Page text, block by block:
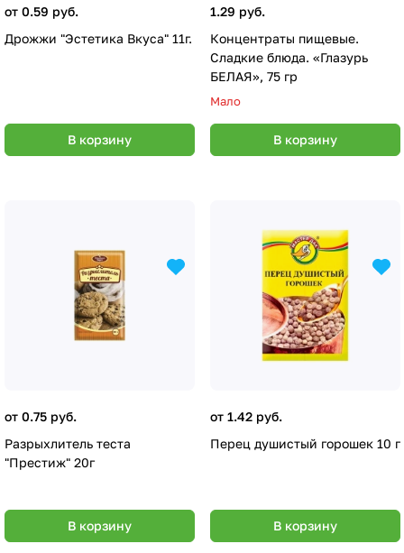
от 0.59 руб.
Дрожжи "Эстетика Вкуса" 11г.
В корзину
1.29 руб.
Концентраты пищевые.
Сладкие блюда. «Глазурь
БЕЛАЯ», 75 гр
Мало
В корзину
от 0.75 руб.
Разрыхлитель теста
"Престиж" 20г
В корзину
от 1.42 руб.
Перец душистый горошек 10 г
В корзину